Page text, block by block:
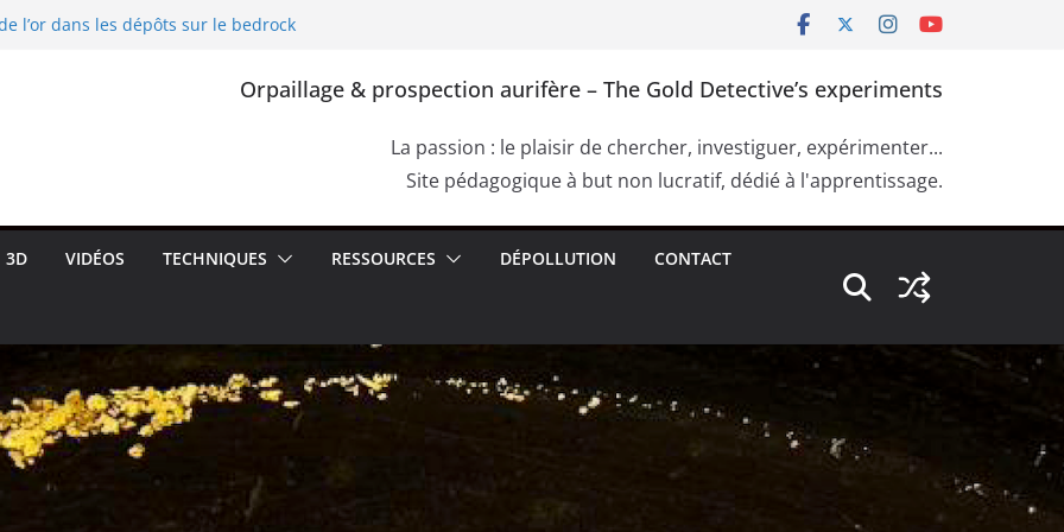
l’or dans les dépôts sur le bedrock
de Cassius. Comment confirmer la
du bedrock dans les dépôts
Orpaillage & prospection aurifère – The Gold Detective’s experiments
La passion : le plaisir de chercher, investiguer, expérimenter...
Site pédagogique à but non lucratif, dédié à l'apprentissage.
3D VIDÉOS TECHNIQUES RESSOURCES DÉPOLLUTION CONTACT